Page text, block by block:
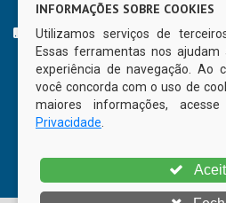
CURTA NOSSA FAN
INFORMAÇÕES SOBRE COOKIES
Utilizamos serviços de
Essas ferramentas nos
experiência de navegação. Ao
você concorda com o uso de
maiores informações,
Privacidade